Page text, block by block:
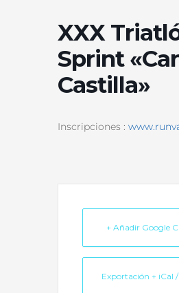
XXX
Sprint
Castilla»
Inscripciones :
+ Añadir Google
Exportación + iCal